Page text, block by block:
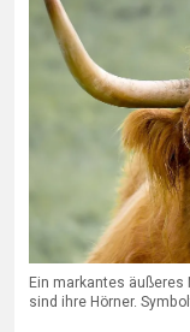
Ein markantes
sind ihre Hörner.